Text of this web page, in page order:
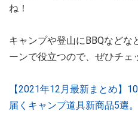
ね！
キャンプや登山にBBQなど
ーンで役立つので、ぜひチェ
【2021年12月最新まとめ】
届くキャンプ道具新商品5選。